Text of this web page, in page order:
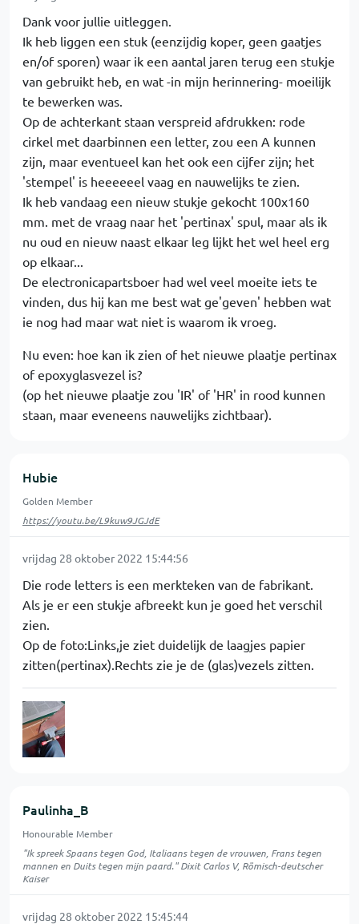
Dank voor jullie uitleggen.
Ik heb liggen een stuk (eenzijdig koper, geen gaatjes
en/of sporen) waar ik een aantal jaren terug een stukje
van gebruikt heb, en wat -in mijn herinnering- moeilijk
te bewerken was.
Op de achterkant staan verspreid afdrukken: rode
cirkel met daarbinnen een letter, zou een A kunnen
zijn, maar eventueel kan het ook een cijfer zijn; het
'stempel' is heeeeeel vaag en nauwelijks te zien.
Ik heb vandaag een nieuw stukje gekocht 100x160
mm. met de vraag naar het 'pertinax' spul, maar als ik
nu oud en nieuw naast elkaar leg lijkt het wel heel erg
op elkaar...
De electronicapartsboer had wel veel moeite iets te
vinden, dus hij kan me best wat ge'geven' hebben wat
ie nog had maar wat niet is waarom ik vroeg.
Nu even: hoe kan ik zien of het nieuwe plaatje pertinax
of epoxyglasvezel is?
(op het nieuwe plaatje zou 'IR' of 'HR' in rood kunnen
staan, maar eveneens nauwelijks zichtbaar).
Hubie
Golden Member
https://youtu.be/L9kuw9JGJdE
vrijdag 28 oktober 2022 15:44:56
Die rode letters is een merkteken van de fabrikant.
Als je er een stukje afbreekt kun je goed het verschil
zien.
Op de foto:Links,je ziet duidelijk de laagjes papier
zitten(pertinax).Rechts zie je de (glas)vezels zitten.
Paulinha_B
Honourable Member
"Ik spreek Spaans tegen God, Italiaans tegen de vrouwen, Frans tegen
mannen en Duits tegen mijn paard." Dixit Carlos V, Römisch-deutscher
Kaiser
vrijdag 28 oktober 2022 15:45:44